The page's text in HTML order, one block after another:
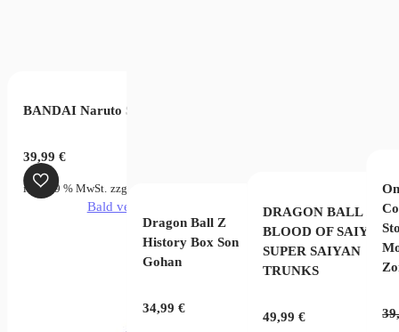
enthält: 7 cm
€.
BANDAI Naruto Sasuke Uchiha II Sammelfigur
39,99€
inkl. 19 % MwSt. zzgl.
Bald verfügbar
Dragon Ball Z
History Box Son
Gohan
34,99€
DRAGON BALL Z
BLOOD OF SAIYAN
SUPER SAIYAN
TRUNKS
49,99 €